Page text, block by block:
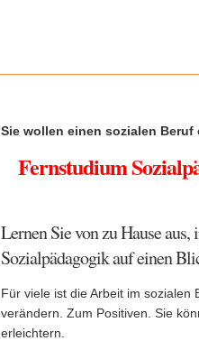
Sie wollen einen sozialen
Fernstudium
Lernen Sie von zu Hause
Sozialpädagogik auf einen
Für viele ist die Arbeit im sozialen
verändern. Zum Positiven. Sie
erleichtern.